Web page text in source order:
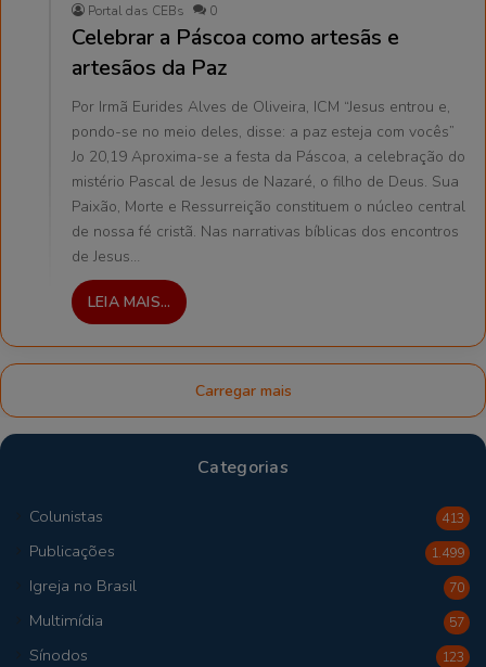
Portal das CEBs 0
Celebrar a Páscoa como artesãs e
artesãos da Paz
Por Irmã Eurides Alves de Oliveira, ICM “Jesus entrou e,
pondo-se no meio deles, disse: a paz esteja com vocês”
Jo 20,19 Aproxima-se a festa da Páscoa, a celebração do
mistério Pascal de Jesus de Nazaré, o filho de Deus. Sua
Paixão, Morte e Ressurreição constituem o núcleo central
de nossa fé cristã. Nas narrativas bíblicas dos encontros
de Jesus…
LEIA MAIS...
Carregar mais
Categorias
Colunistas 413
Publicações 1.499
Igreja no Brasil 70
Multimídia 57
Sínodos 123